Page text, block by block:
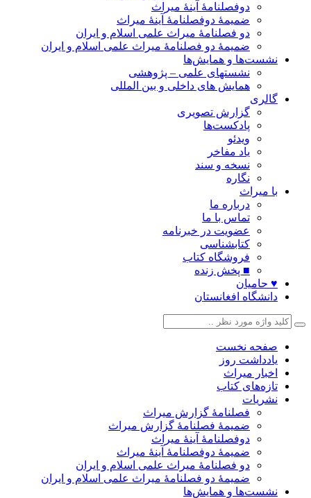
دوفصلنامۀ آینۀ میراث
ضمیمۀ دوفصلنامۀ آینۀ میراث
دو فصلنامۀ میراث علمی اسلام و ایران
ضمیمۀ دو فصلنامۀ میراث علمی اسلام و ایران
نشست‌ها و همایش‌ها
نشستهای علمی – پژوهشی
همایش های داخلی و بین المللی
گالری
گزارش تصویری
پادکست‌ها
ویدئو
یاد مفاخر
نسخه و سند
نگاره
با میراث
درباره ما
تماس با ما
عضویت در خبرنامه
کتابشناسی
فروشگاه کتاب
■ پخش زنده
♥ حامیان
دانشگاه افغانستان
صفحه نخست
یادداشت روز
اخبار میراث
تازه‌های کتاب
نشریات
فصلنامۀ گزارش میراث
ضمیمۀ فصلنامۀ گزارش میراث
دوفصلنامۀ آینۀ میراث
ضمیمۀ دوفصلنامۀ آینۀ میراث
دو فصلنامۀ میراث علمی اسلام و ایران
ضمیمۀ دو فصلنامۀ میراث علمی اسلام و ایران
نشست‌ها و همایش‌ها